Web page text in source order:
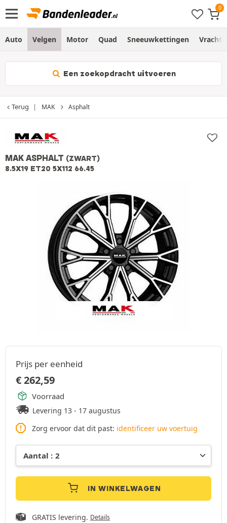
Auto Velgen Motor Quad Sneeuwkettingen
Een zoekopdracht uitvoeren
Terug MAK Asphalt
MAK ASPHALT (ZWART)
8.5X19 ET20 5X112 66.45
Prijs per eenheid
€262,59
Voorraad
Levering 13 - 17 augustus
Zorg ervoor dat dit past: identificeer uw voertuig
IN WINKELWAGEN
GRATIS levering. Details